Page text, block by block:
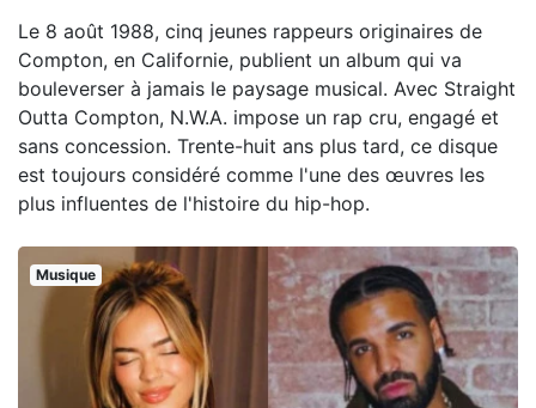
Le 8 août 1988, cinq jeunes rappeurs originaires de
Compton, en Californie, publient un album qui va
bouleverser à jamais le paysage musical. Avec Straight
Outta Compton, N.W.A. impose un rap cru, engagé et
sans concession. Trente-huit ans plus tard, ce disque
est toujours considéré comme l'une des œuvres les
plus influentes de l'histoire du hip-hop.
Musique